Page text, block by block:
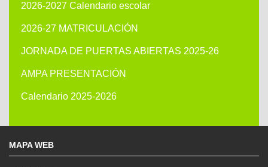
2026-2027 Calendario escolar
2026-27 MATRICULACIÓN
JORNADA DE PUERTAS ABIERTAS 2025-26
AMPA PRESENTACIÓN
Calendario 2025-2026
MAPA WEB